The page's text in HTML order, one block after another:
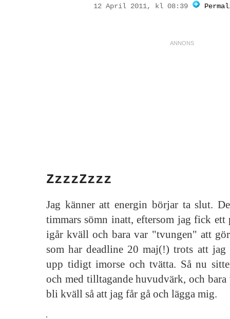
12 April 2011, kl 08:39
ZzzzZzzz
Jag känner att energin börjar ta slut.
timmars sömn inatt, eftersom jag fick
igår kväll och bara var "tvungen" att
som har deadline 20 maj(!) trots att
upp tidigt imorse och tvätta. Så nu
och med tilltagande huvudvärk, och bara
bli kväll så att jag får gå och lägga mig.